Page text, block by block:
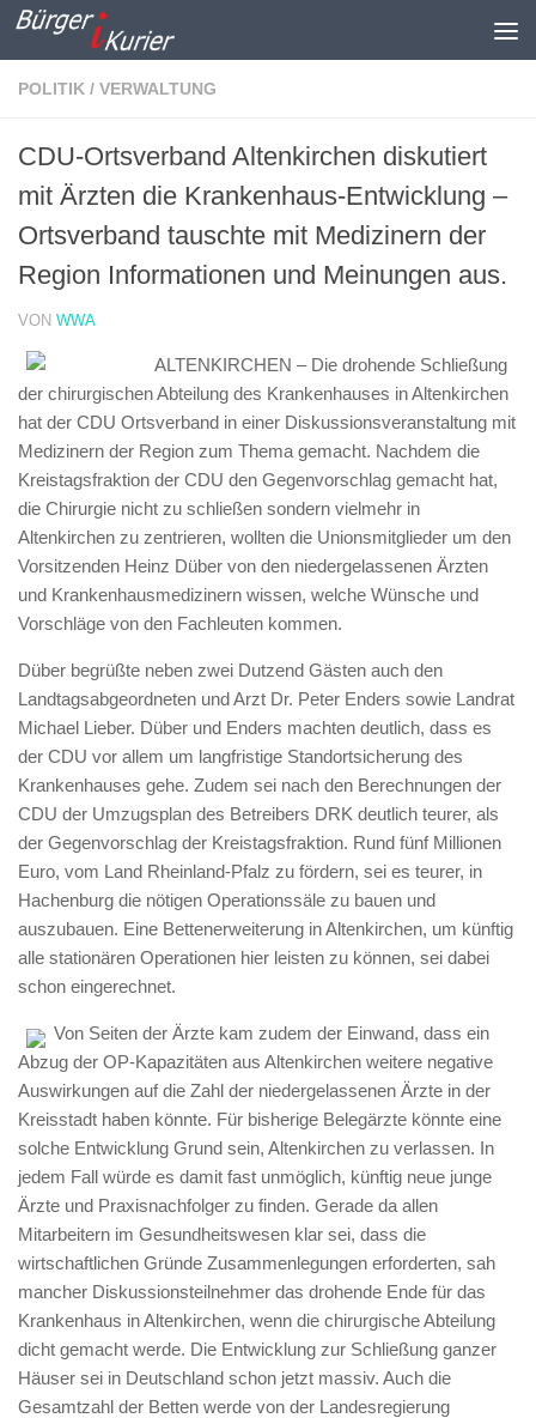
Zum Inhalt springen
POLITIK / VERWALTUNG
CDU-Ortsverband Altenkirchen diskutiert
mit Ärzten die Krankenhaus-Entwicklung –
Ortsverband tauschte mit Medizinern der
Region Informationen und Meinungen aus.
VON WWA
ALTENKIRCHEN – Die drohende Schließung
der chirurgischen Abteilung des Krankenhauses in Altenkirchen
hat der CDU Ortsverband in einer Diskussionsveranstaltung mit
Medizinern der Region zum Thema gemacht. Nachdem die
Kreistagsfraktion der CDU den Gegenvorschlag gemacht hat,
die Chirurgie nicht zu schließen sondern vielmehr in
Altenkirchen zu zentrieren, wollten die Unionsmitglieder um den
Vorsitzenden Heinz Düber von den niedergelassenen Ärzten
und Krankenhausmedizinern wissen, welche Wünsche und
Vorschläge von den Fachleuten kommen.
Düber begrüßte neben zwei Dutzend Gästen auch den
Landtagsabgeordneten und Arzt Dr. Peter Enders sowie Landrat
Michael Lieber. Düber und Enders machten deutlich, dass es
der CDU vor allem um langfristige Standortsicherung des
Krankenhauses gehe. Zudem sei nach den Berechnungen der
CDU der Umzugsplan des Betreibers DRK deutlich teurer, als
der Gegenvorschlag der Kreistagsfraktion. Rund fünf Millionen
Euro, vom Land Rheinland-Pfalz zu fördern, sei es teurer, in
Hachenburg die nötigen Operationssäle zu bauen und
auszubauen. Eine Bettenerweiterung in Altenkirchen, um künftig
alle stationären Operationen hier leisten zu können, sei dabei
schon eingerechnet.
Von Seiten der Ärzte kam zudem der Einwand, dass ein
Abzug der OP-Kapazitäten aus Altenkirchen weitere negative
Auswirkungen auf die Zahl der niedergelassenen Ärzte in der
Kreisstadt haben könnte. Für bisherige Belegärzte könnte eine
solche Entwicklung Grund sein, Altenkirchen zu verlassen. In
jedem Fall würde es damit fast unmöglich, künftig neue junge
Ärzte und Praxisnachfolger zu finden. Gerade da allen
Mitarbeitern im Gesundheitswesen klar sei, dass die
wirtschaftlichen Gründe Zusammenlegungen erforderten, sah
mancher Diskussionsteilnehmer das drohende Ende für das
Krankenhaus in Altenkirchen, wenn die chirurgische Abteilung
dicht gemacht werde. Die Entwicklung zur Schließung ganzer
Häuser sei in Deutschland schon jetzt massiv. Auch die
Gesamtzahl der Betten werde von der Landesregierung